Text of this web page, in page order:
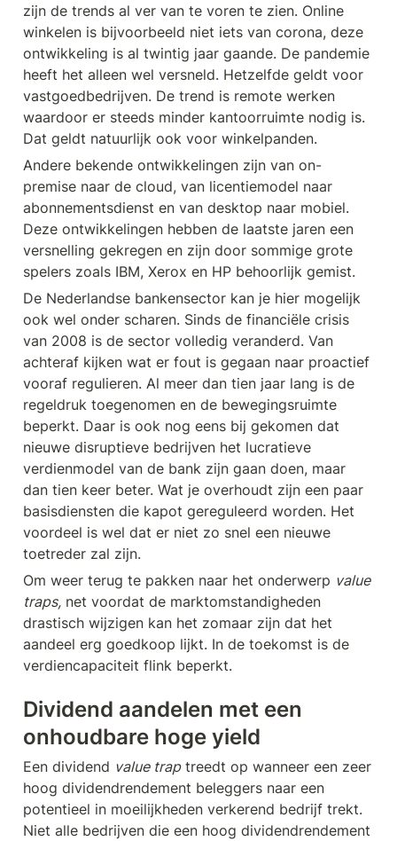
zijn de trends al ver van te voren te zien. Online
winkelen is bijvoorbeeld niet iets van corona, deze
ontwikkeling is al twintig jaar gaande. De pandemie
heeft het alleen wel versneld. Hetzelfde geldt voor
vastgoedbedrijven. De trend is remote werken
waardoor er steeds minder kantoorruimte nodig is.
Dat geldt natuurlijk ook voor winkelpanden.
Andere bekende ontwikkelingen zijn van on-
premise naar de cloud, van licentiemodel naar
abonnementsdienst en van desktop naar mobiel.
Deze ontwikkelingen hebben de laatste jaren een
versnelling gekregen en zijn door sommige grote
spelers zoals IBM, Xerox en HP behoorlijk gemist.
De Nederlandse bankensector kan je hier mogelijk
ook wel onder scharen. Sinds de financiële crisis
van 2008 is de sector volledig veranderd. Van
achteraf kijken wat er fout is gegaan naar proactief
vooraf regulieren. Al meer dan tien jaar lang is de
regeldruk toegenomen en de bewegingsruimte
beperkt. Daar is ook nog eens bij gekomen dat
nieuwe disruptieve bedrijven het lucratieve
verdienmodel van de bank zijn gaan doen, maar
dan tien keer beter. Wat je overhoudt zijn een paar
basisdiensten die kapot gereguleerd worden. Het
voordeel is wel dat er niet zo snel een nieuwe
toetreder zal zijn.
Om weer terug te pakken naar het onderwerp value
traps, net voordat de marktomstandigheden
drastisch wijzigen kan het zomaar zijn dat het
aandeel erg goedkoop lijkt. In de toekomst is de
verdiencapaciteit flink beperkt.
Dividend aandelen met een
onhoudbare hoge yield
Een dividend value trap treedt op wanneer een zeer
hoog dividendrendement beleggers naar een
potentieel in moeilijkheden verkerend bedrijf trekt.
Niet alle bedrijven die een hoog dividendrendement